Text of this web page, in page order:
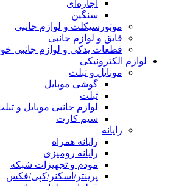
اجاره‌ای
سنگین
موتورسیکلت و لوازم جانبی
قایق و لوازم جانبی
قطعات یدکی و لوازم جانبی
لوازم الکترونیکی
موبایل و تبلت
گوشی موبایل
تبلت
لوازم جانبی موبایل و
سیم کارت
رایانه
رایانه همراه
رایانه رومیزی
مودم و تجهیزات شبکه
پرینتر/اسکنر/کپی/فکس